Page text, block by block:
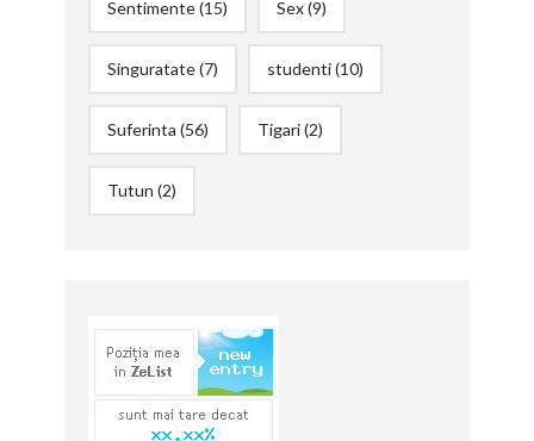
Sentimente(15) Sex(9)
Singuratate(7) studenti(10)
Suferinta (56) Tigari(2)
Tutun (2)